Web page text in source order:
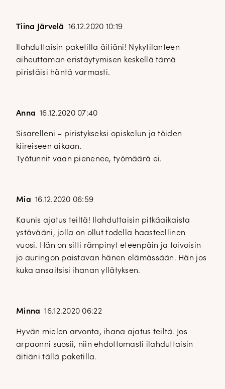
Tiina Järvelä 16.12.2020 10:19
Ilahduttaisin paketilla äitiäni! Nykytilanteen
aiheuttaman eristäytymisen keskellä tämä
piristäisi häntä varmasti.
Anna 16.12.2020 07:40
Sisarelleni – piristykseksi opiskelun ja töiden
kiireiseen aikaan.
Työtunnit vaan pienenee, työmäärä ei.
Mia 16.12.2020 06:59
Kaunis ajatus teiltä! Ilahduttaisin pitkäaikaista
ystävääni, jolla on ollut todella haasteellinen
vuosi. Hän on silti rämpinyt eteenpäin ja toivoisin
jo auringon paistavan hänen elämässään. Hän jos
kuka ansaitsisi ihanan yllätyksen.
Minna 16.12.2020 06:22
Hyvän mielen arvonta, ihana ajatus teiltä. Jos
arpaonni suosii, niin ehdottomasti ilahduttaisin
äitiäni tällä paketilla.